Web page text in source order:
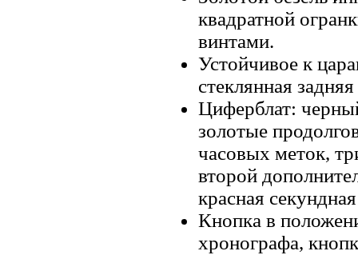
квадратной
винтами.
Устойчивое к
стеклянная
Циферблат:
золотые
часовых меток,
второй
красная
Кнопка в
хронографа,